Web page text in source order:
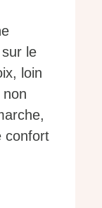
le
loin
non
confort